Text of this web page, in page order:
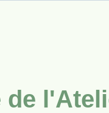
de